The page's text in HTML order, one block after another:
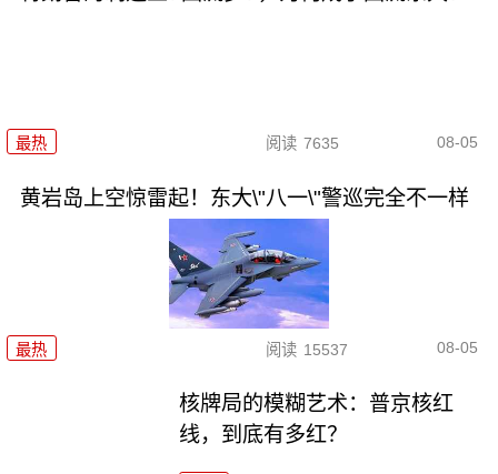
最热 阅读 7635 08-05
黄岩岛上空惊雷起！东大\"八一\"警巡完全不一样
最热 阅读 15537 08-05
核牌局的模糊艺术：普京核红
线，到底有多红？